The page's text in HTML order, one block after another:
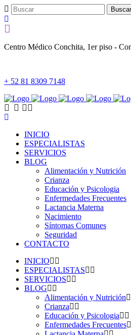
Centro Médico Conchita, 1er piso -
+ 52 81 8309 7148
INICIO
ESPECIALISTAS
SERVICIOS
BLOG
Alimentación y Nutrición
Crianza
Educación y Psicologia
Enfermedades Frecuentes
Lactancia Materna
Nacimiento
Síntomas Comunes
Seguridad
CONTACTO
INICIO
ESPECIALISTAS
SERVICIOS
BLOG
Alimentación y Nutrición
Crianza
Educación y Psicologia
Enfermedades Frecuentes